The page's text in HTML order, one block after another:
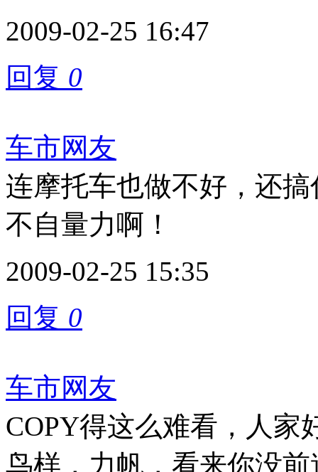
2009-02-25 16:47
回复 0
车市网友
连摩托车也做不好，还
不自量力啊！
2009-02-25 15:35
回复 0
车市网友
COPY得这么难看，人家
鸟样，力帆，看来你没